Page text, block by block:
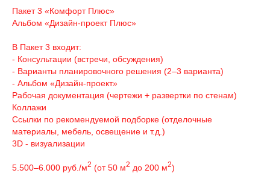
Пакет 3 «Комфорт Плюс»
Альбом «Дизайн-проект Плюс»
В Пакет 3 входит:
- Консультации (встречи, обсуждения)
- Варианты планировочного решения (2–3 варианта)
- Альбом «Дизайн-проект»
Рабочая документация (чертежи + развертки по стенам)
Коллажи
Ссылки по рекомендуемой подборке (отделочные
материалы, мебель, освещение и т.д.)
3D - визуализации
5.500–6.000 руб./м2 (от 50 м2 до 200 м2)